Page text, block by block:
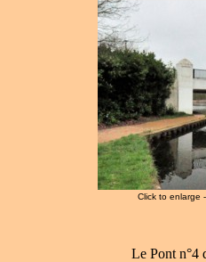
Click to enlarge
Le Pont n°4